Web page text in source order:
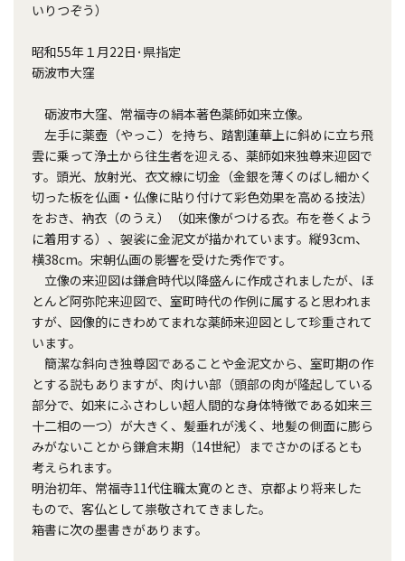
いりつぞう）
昭和55年１月22日･県指定
砺波市大窪
砺波市大窪、常福寺の絹本著色薬師如来立像。
左手に薬壺（やっこ）を持ち、踏割蓮華上に斜めに立ち飛
雲に乗って浄土から往生者を迎える、薬師如来独尊来迎図で
す。頭光、放射光、衣文線に切金（金銀を薄くのばし細かく
切った板を仏画・仏像に貼り付けて彩色効果を高める技法）
をおき、衲衣（のうえ）（如来像がつける衣。布を巻くよう
に着用する）、袈裟に金泥文が描かれています。縦93cm、
横38cm。宋朝仏画の影響を受けた秀作です。
立像の来迎図は鎌倉時代以降盛んに作成されましたが、ほ
とんど阿弥陀来迎図で、室町時代の作例に属すると思われま
すが、図像的にきわめてまれな薬師来迎図として珍重されて
います。
簡潔な斜向き独尊図であることや金泥文から、室町期の作
とする説もありますが、肉けい部（頭部の肉が隆起している
部分で、如来にふさわしい超人間的な身体特徴である如来三
十二相の一つ）が大きく、髪垂れが浅く、地髪の側面に膨ら
みがないことから鎌倉末期（14世紀）までさかのぼるとも
考えられます。
明治初年、常福寺11代住職太寛のとき、京都より将来した
もので、客仏として祟敬されてきました。
箱書に次の墨書きがあります。